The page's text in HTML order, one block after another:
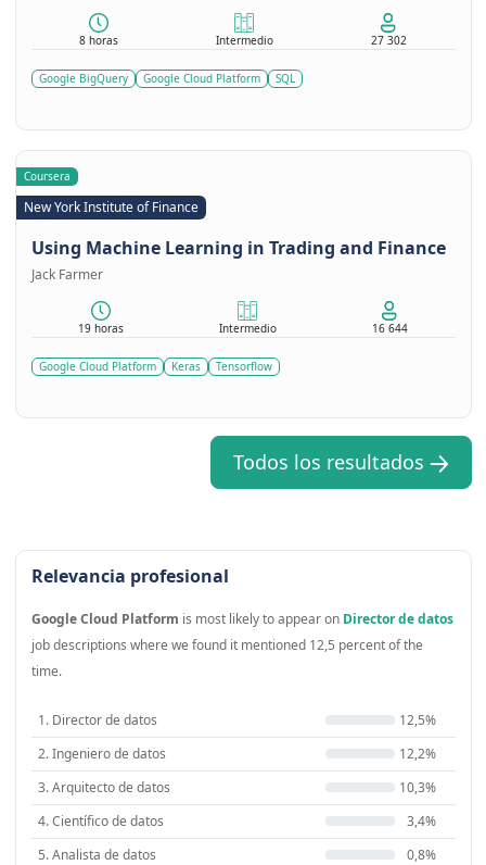
8 horas Intermedio 27 302
Google BigQuery Google Cloud Platform SQL
Coursera
New York Institute of Finance
Using Machine Learning in Trading and Finance
Jack Farmer
19 horas Intermedio 16 644
Google Cloud Platform Keras Tensorflow
Todos los resultados
Relevancia profesional
Google Cloud Platform is most likely to appear on Director de datos
job descriptions where we found it mentioned 12,5 percent of the
time.
1. Director de datos
12,5%
2. Ingeniero de datos
12,2%
3. Arquitecto de datos
10,3%
4. Científico de datos
3,4%
5. Analista de datos
0,8%